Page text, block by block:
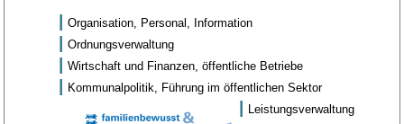
Organisation, Personal, Information
Ordnungsverwaltung
Wirtschaft und Finanzen, öffentliche Betriebe
Kommunalpolitik, Führung im öffentlichen Sektor
Leistungsverwaltung